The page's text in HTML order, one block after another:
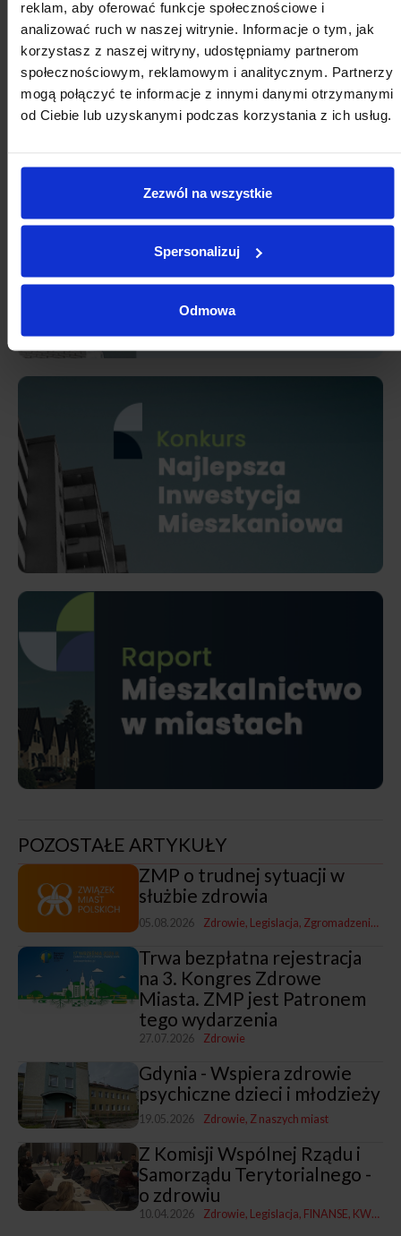
reklam, aby oferować funkcje społecznościowe i
analizować ruch w naszej witrynie. Informacje o tym, jak
korzystasz z naszej witryny, udostępniamy partnerom
społecznościowym, reklamowym i analitycznym. Partnerzy
mogą połączyć te informacje z innymi danymi otrzymanymi
od Ciebie lub uzyskanymi podczas korzystania z ich usług.
Zezwól na wszystkie
Spersonalizuj
Odmowa
10 11 12 13 14 15
17 18 19 20 21 22 23
25 26 27
31 1 2 3 4 5 6
POZOSTAŁE ARTYKUŁY
ZMP o trudnej sytuacji w
służbie zdrowia
05.08.2026 Zdrowie Legislacja Zgromadzenia i Zarządy ZMP
Trwa bezpłatna rejestracja
na 3. Kongres Zdrowe
Miasta. ZMP jest Patronem
tego wydarzenia
27.07.2026 Zdrowie
Gdynia - Wspiera zdrowie
psychiczne dzieci i młodzieży
19.05.2026 Zdrowie Z naszych miast
Z Komisji Wspólnej Rządu i
Samorządu Terytorialnego -
o zdrowiu
10.04.2026 Zdrowie Legislacja FINANSE KWRiST